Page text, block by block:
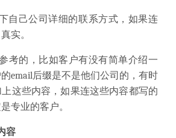
自己公司详细的联系方式，如果连
实。
考的，比如客户有没有简单介绍一
email后缀是不是他们公司的，有时
这些内容，如果连这些内容都写的
专业的客户。
容